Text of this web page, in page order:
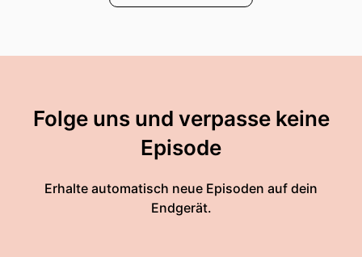
Folge uns und verpasse keine
Episode
Erhalte automatisch neue Episoden auf dein
Endgerät.